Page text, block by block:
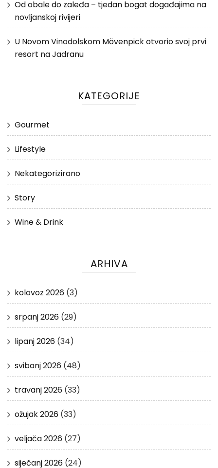
Od obale do zaleđa – tjedan bogat događajima na
novljanskoj rivijeri
U Novom Vinodolskom Mövenpick otvorio svoj prvi
resort na Jadranu
KATEGORIJE
Gourmet
Lifestyle
Nekategorizirano
Story
Wine & Drink
ARHIVA
kolovoz 2026 (3)
srpanj 2026 (29)
lipanj 2026 (34)
svibanj 2026 (48)
travanj 2026 (33)
ožujak 2026 (33)
veljača 2026 (27)
siječanj 2026 (24)